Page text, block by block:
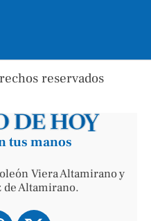
reservados
tus manos
Viera Altamirano y
de Altamirano.